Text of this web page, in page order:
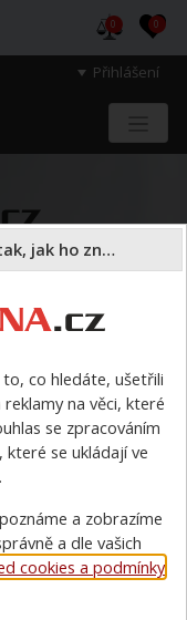
Přihlášení
0 0
pás pro hasiče
Q-RS
Nastavení cookies: Aby web zůstal tak, jak ho znáte
to, co hledáte, ušetřili
na věci, které
se zpracováním
se ukládají ve
a zobrazíme
a dle vašich
cookies a podmínky